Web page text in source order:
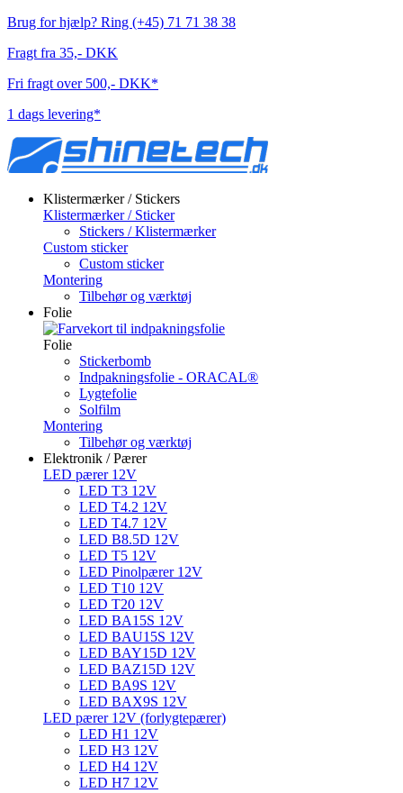
Brug for hjælp? Ring (+45) 71 71 38 38
Fragt fra 35,- DKK
Fri fragt over 500,- DKK*
1 dags levering*
Klistermærker / Stickers
Klistermærker / Sticker
Stickers / Klistermærker
Custom sticker
Custom sticker
Montering
Tilbehør og værktøj
Folie
Folie
Stickerbomb
Indpakningsfolie - ORACAL®
Lygtefolie
Solfilm
Montering
Tilbehør og værktøj
Elektronik / Pærer
LED pærer 12V
LED T3 12V
LED T4.2 12V
LED T4.7 12V
LED B8.5D 12V
LED T5 12V
LED Pinolpærer 12V
LED T10 12V
LED T20 12V
LED BA15S 12V
LED BAU15S 12V
LED BAY15D 12V
LED BAZ15D 12V
LED BA9S 12V
LED BAX9S 12V
LED pærer 12V (forlygtepærer)
LED H1 12V
LED H3 12V
LED H4 12V
LED H7 12V